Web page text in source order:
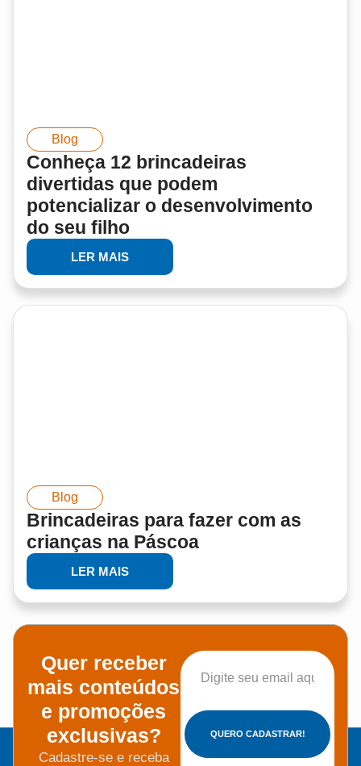
Blog
Conheça 12 brincadeiras
divertidas que podem
potencializar o desenvolvimento
do seu filho
LER MAIS
Blog
Brincadeiras para fazer com as
crianças na Páscoa
LER MAIS
Quer receber
mais conteúdos
e promoções
exclusivas?
Cadastre-se e receba
QUERO CADASTRAR!